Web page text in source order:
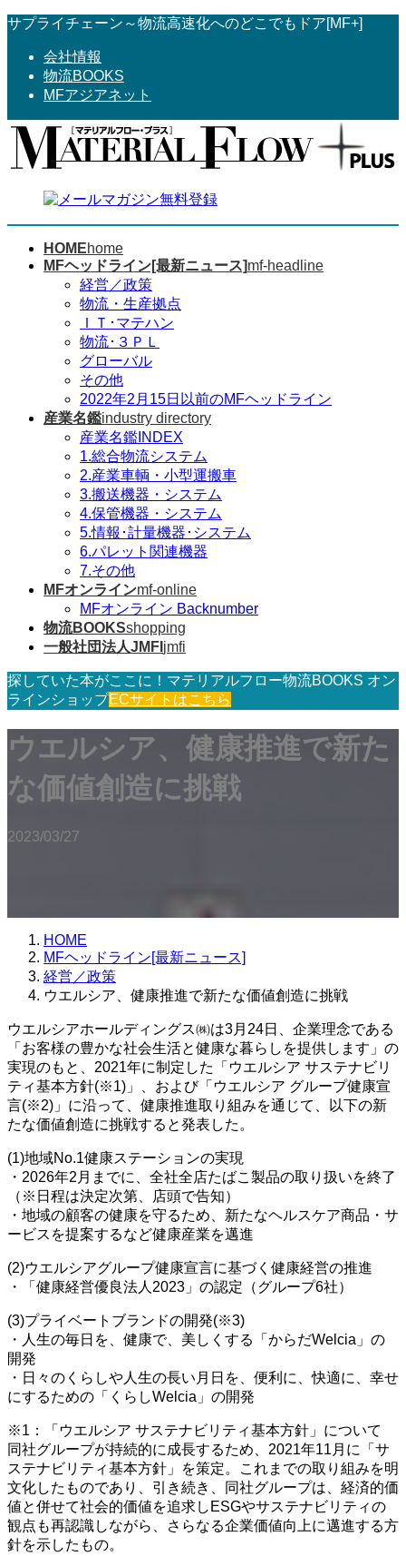
コ
へ
ス
ナ
ョ
ン
サプライチェーン～物流高速化へのどこでもドア[MF+]
会社情報
物流BOOKS
MFアジアネット
HOMEhome
MFヘッドライン[最新ニュース]mf-headline
経営／政策
物流・生産拠点
ＩＴ･マテハン
物流･３ＰＬ
グローバル
その他
2022年2月15日以前のMFヘッドライン
産業名鑑industry directory
産業名鑑INDEX
1.総合物流システム
2.産業車輌・小型運搬車
3.搬送機器・システム
4.保管機器・システム
5.情報･計量機器･システム
6.パレット関連機器
7.その他
MFオンラインmf-online
MFオンライン Backnumber
物流BOOKSshopping
一般社団法人JMFI jmfi
探していた本がここに！マテリアルフロー物流BOOKS オン
ラインショップECサイトはこちら
ウエルシア、健康推進で新た
な価値創造に挑戦
2023/03/27
HOME
MFヘッドライン[最新ニュース]
経営／政策
ウエルシア、健康推進で新たな価値創造に挑戦
ウエルシアホールディングス㈱は3月24日、企業理念である
「お客様の豊かな社会生活と健康な暮らしを提供します」の
実現のもと、2021年に制定した「ウエルシア サステナビリ
ティ基本方針(※1)」、および「ウエルシア グループ健康宣
言(※2)」に沿って、健康推進取り組みを通じて、以下の新
たな価値創造に挑戦すると発表した。
(1)地域No.1健康ステーションの実現
・2026年2月までに、全社全店たばこ製品の取り扱いを終了
（※日程は決定次第、店頭で告知）
・地域の顧客の健康を守るため、新たなヘルスケア商品・サ
ービスを提案するなど健康産業を邁進
(2)ウエルシアグループ健康宣言に基づく健康経営の推進
・「健康経営優良法人2023」の認定（グループ6社）
(3)プライベートブランドの開発(※3)
・人生の毎日を、健康で、美しくする「からだWelcia」の
開発
・日々のくらしや人生の長い月日を、便利に、快適に、幸せ
にするための「くらしWelcia」の開発
※1：「ウエルシア サステナビリティ基本方針」について
同社グループが持続的に成長するため、2021年11月に「サ
ステナビリティ基本方針」を策定。これまでの取り組みを明
文化したものであり、引き続き、同社グループは、経済的価
値と併せて社会的価値を追求しESGやサステナビリティの
観点も再認識しながら、さらなる企業価値向上に邁進する方
針を示したもの。